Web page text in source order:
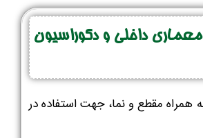
داخلی و دکوراسیون
مقطع و نما، جهت استفاده در